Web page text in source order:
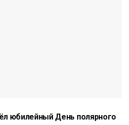
юбилейный День полярного